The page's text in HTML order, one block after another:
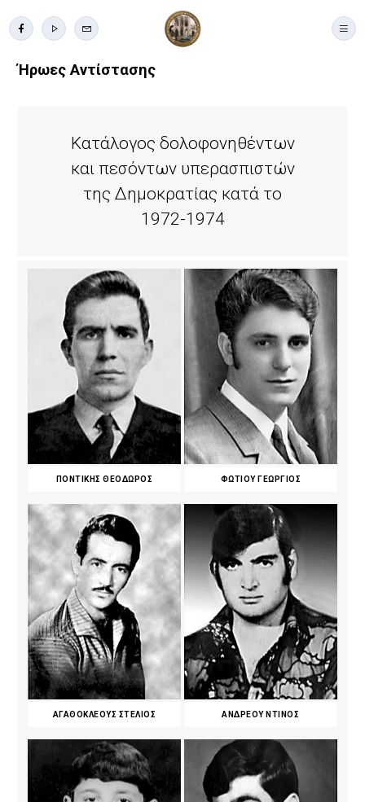
Ήρωες Αντίστασης
Κατάλογος δολοφονηθέντων
και πεσόντων υπερασπιστών
της Δημοκρατίας κατά το
1972-1974
ΠΟΝΤΙΚΗΣ ΘΕΟΔΩΡΟΣ ΦΩΤΙΟΥ ΓΕΩΡΓΙΟΣ
ΑΓΑΘΟΚΛΕΟΥΣ ΣΤΕΛΙΟΣ ΑΝΔΡΕΟΥ ΝΤΙΝΟΣ